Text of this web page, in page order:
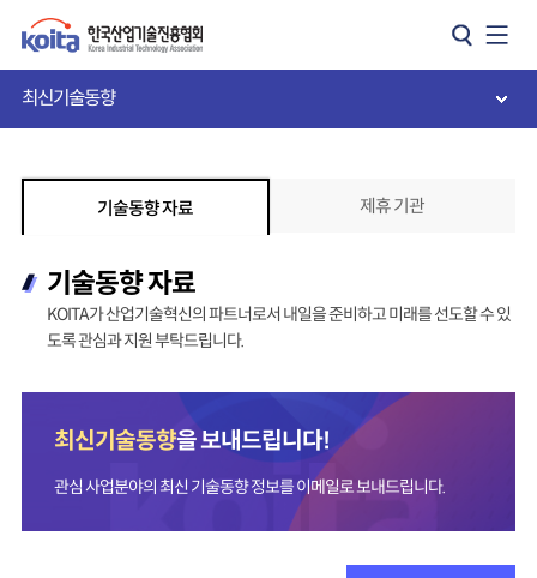
최신기술동향
기술동향 자료 제휴 기관
기술동향 자료
KOITA가 산업기술혁신의 파트너로서 내일을 준비하고 미래를 선도할 수 있
도록 관심과 지원 부탁드립니다.
최신기술동향을 보내드립니다!
관심 사업분야의 최신 기술동향 정보를 이메일로 보내드립니다.